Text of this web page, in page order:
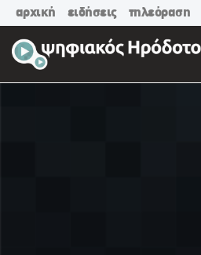
αρχική ειδήσεις τηλεόραση